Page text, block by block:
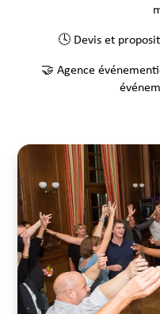
🕓 Devis et
🤝 Agence